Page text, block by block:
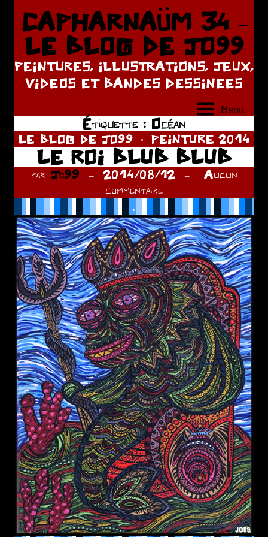
Aller
contenu
CAPHARNAÜM 34 –
LE BLOG DE JO99
PEINTURES, ILLUSTRATIONS, JEUX,
VIDEOS ET BANDES DESSINEES
Menu
Étiquette : Océan
LE BLOG DE JO99 PEINTURE 2014
LE ROI BLUB BLUB
par Jo99 2014/08/12
Aucun
commentaire
.